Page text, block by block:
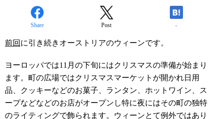
Share Post -
前回 に引き続きオーストリアのウィーンです。
ヨーロッパでは11月の下旬にはクリスマスの準備が始まり
ます。町の広場ではクリスマスマーケットが開かれ日用
品、クッキーなどのお菓子、ランタン、ホットワイン、ス
ープなどなどのお店がオープンし特に夜にはその町の独特
のライティングで飾られます。ウィーンとて例外ではあり